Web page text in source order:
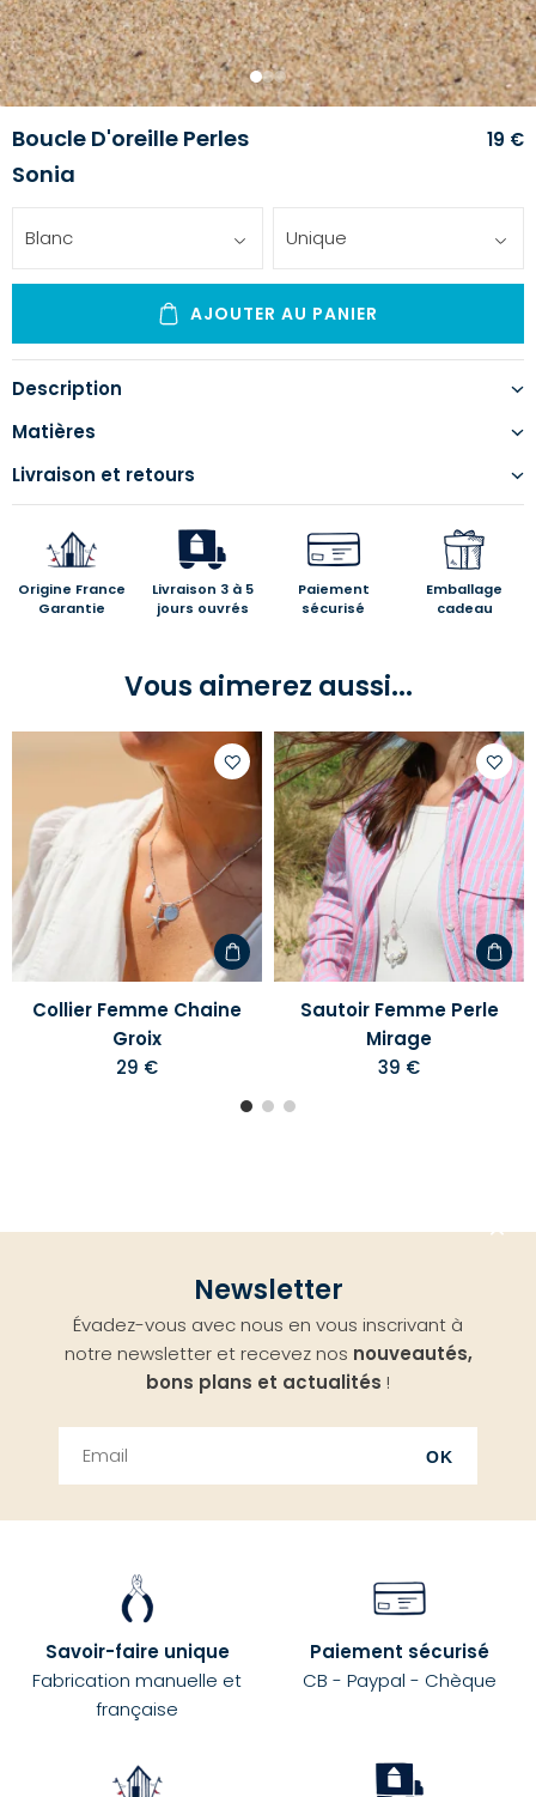
1 23
Boucle D'oreille Perles
Sonia
19 €
Blanc Unique
AJOUTER AU PANIER
Description
Matières
Livraison et retours
Origine France
Garantie
Livraison 3 à 5
jours ouvrés
Paiement
sécurisé
Emballage
cadeau
Vous aimerez aussi...
Ajouter
votre
liste
d'envies
Collier Femme Chaine
Groix
29 €
à
votre
liste
Sautoir Femme Perle
Mirage
39 €
Newsletter
Évadez-vous avec nous en vous inscrivant à
notre newsletter et recevez nos nouveautés,
bons plans et actualités !
OK
Savoir-faire unique
Fabrication manuelle et
française
Paiement sécurisé
CB - Paypal - Chèque